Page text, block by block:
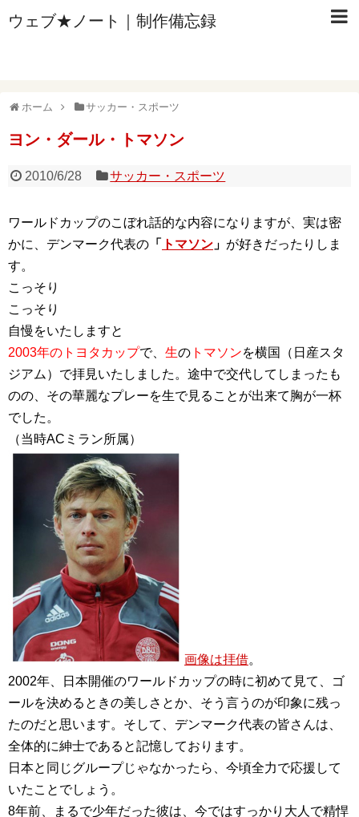
ウェブ★ノート｜制作備忘録
ホーム サッカー・スポーツ
ヨン・ダール・トマソン
2010/6/28 サッカー・スポーツ
ワールドカップのこぼれ話的な内容になりますが、実は密
かに、デンマーク代表の 「 トマソン 」 が好きだったりしま
す。
こっそり
こっそり
自慢をいたしますと
2003年のトヨタカップで、 生の トマソンを横国（日産スタ
ジアム）で拝見いたしました。途中で交代してしまったも
のの、その華麗なプレーを生で見ることが出来て胸が一杯
でした。
（当時ACミラン所属）
画像は拝借。
2002年、日本開催のワールドカップの時に初めて見て、ゴ
ールを決めるときの美しさとか、そう言うのが印象に残っ
たのだと思います。そして、デンマーク代表の皆さんは、
全体的に紳士であると記憶しております。
日本と同じグループじゃなかったら、今頃全力で応援して
いたことでしょう。
8年前、まるで少年だった彼は、今ではすっかり大人で精悍